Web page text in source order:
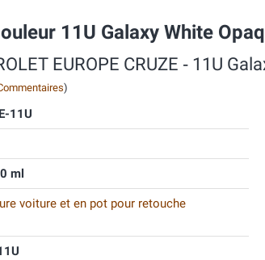
11U Galaxy White
EUROPE CRUZE ‐ 11U
)
11U
ml
voiture et en pot pour retouche